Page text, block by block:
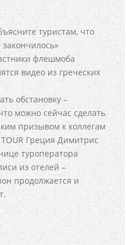
туристам, что
закончилось»
флешмоба
видео из греческих
обстановку –
можно сейчас сделать
призывом к коллегам
TOUR Греция Димитрис
туроператора
из отелей –
продолжается и